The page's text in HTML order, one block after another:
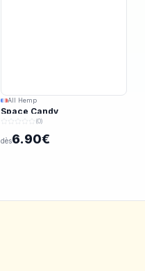
All Hemp
Space Candy
(0)
dès6.90€